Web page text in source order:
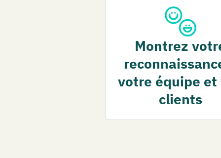
Montrez
votre équipe et
clients